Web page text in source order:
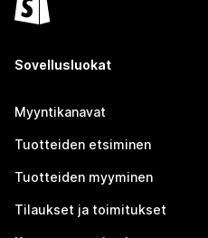
Sovellusluokat
Myyntikanavat
Tuotteiden etsiminen
Tuotteiden myyminen
Tilaukset ja toimitukset